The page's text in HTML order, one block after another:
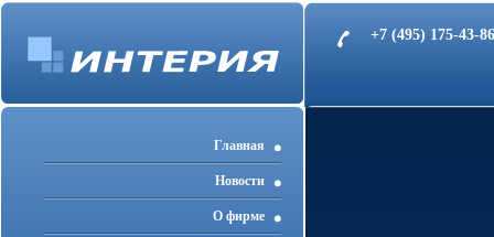
+7 (495) 175-43-
Главная
Новости
О фирме